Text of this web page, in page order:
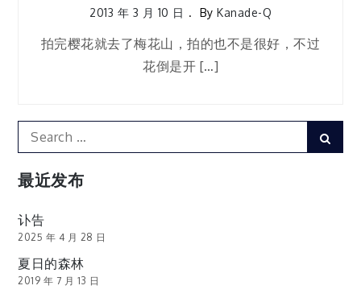
2013 年 3 月 10 日 By Kanade-Q
拍完樱花就去了梅花山，拍的也不是很好，不过
花倒是开 […]
Search
for:
最近发布
讣告
2025 年 4 月 28 日
夏日的森林
2019 年 7 月 13 日